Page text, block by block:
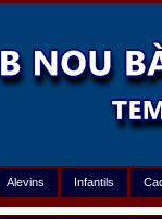
Alevins Infantils